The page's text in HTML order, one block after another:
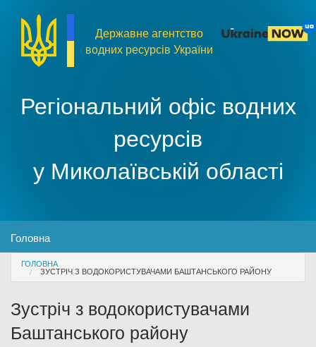
Регіональний офіс водних
ресурсів
у Миколаївській області
Державне агентство
водних ресурсів України
MENU
Головна
Про організацію
Доступ до публічної інформації
Дозвіл на спеціальне водокористування
You are here
ГОЛОВНА
ЗУСТРІЧ З ВОДОКОРИСТУВАЧАМИ БАШТАНСЬКОГО РАЙОНУ
Зустріч з водокористувачами
Баштанського району